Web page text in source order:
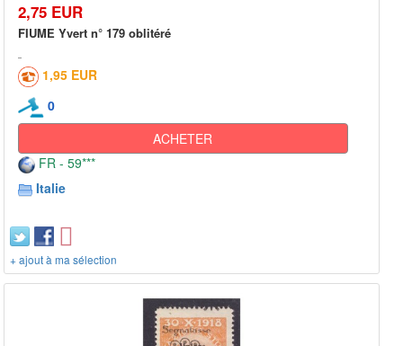
2,75 EUR
FIUME Yvert n° 179 oblitéré
1,95 EUR
0
ACHETER
FR - 59***
Italie
+ ajout à ma sélection